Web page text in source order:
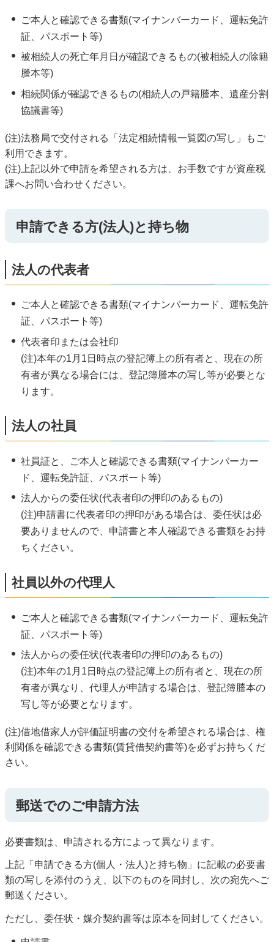
ご本人と確認できる書類(マイナンバーカード、運転免許
証、パスポート等)
被相続人の死亡年月日が確認できるもの(被相続人の除籍
謄本等)
相続関係が確認できるもの(相続人の戸籍謄本、遺産分割
協議書等)
(注)法務局で交付される「法定相続情報一覧図の写し」もご
利用できます。
(注)上記以外で申請を希望される方は、お手数ですが資産税
課へお問い合わせください。
申請できる方(法人)と持ち物
法人の代表者
ご本人と確認できる書類(マイナンバーカード、運転免許
証、パスポート等)
代表者印または会社印
(注)本年の1月1日時点の登記簿上の所有者と、現在の所
有者が異なる場合には、登記簿謄本の写し等が必要とな
ります。
法人の社員
社員証と、ご本人と確認できる書類(マイナンバーカー
ド、運転免許証、パスポート等)
法人からの委任状(代表者印の押印のあるもの)
(注)申請書に代表者印の押印がある場合は、委任状は必
要ありませんので、申請書と本人確認できる書類をお持
ちください。
社員以外の代理人
ご本人と確認できる書類(マイナンバーカード、運転免許
証、パスポート等)
法人からの委任状(代表者印の押印のあるもの)
(注)本年の1月1日時点の登記簿上の所有者と、現在の所
有者が異なり、代理人が申請する場合は、登記簿謄本の
写し等が必要となります。
(注)借地借家人が評価証明書の交付を希望される場合は、権
利関係を確認できる書類(賃貸借契約書等)を必ずお持ちくだ
さい。
郵送でのご申請方法
必要書類は、申請される方によって異なります。
上記「申請できる方(個人・法人)と持ち物」に記載の必要書
類の写しを添付のうえ、以下のものを同封し、次の宛先へご
郵送ください。
ただし、委任状・媒介契約書等は原本を同封してください。